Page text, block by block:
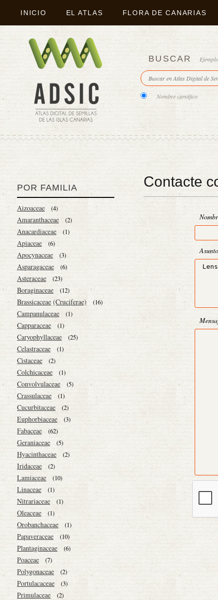
INICIO EL ATLAS FLORA DE CANARIAS
BUSCAR
Nombre científico
POR FAMILIA
Aizoaceae (4)
Amaranthaceae (2)
Anacardiaceae (1)
Apiaceae (6)
Apocynaceae (3)
Asparagaceae (6)
Asteraceae (23)
Boraginaceae (12)
Brassicaceae (Cruciferae) (16)
Campanulaceae (1)
Capparaceae (1)
Caryophyllaceae (25)
Celastraceae (1)
Cistaceae (2)
Colchicaceae (1)
Convolvulaceae (5)
Crassulaceae (1)
Cucurbitaceae (2)
Euphorbiaceae (3)
Fabaceae (62)
Geraniaceae (5)
Hyacinthaceae (2)
Iridaceae (2)
Lamiaceae (10)
Linaceae (1)
Nitrariaceae (1)
Oleaceae (1)
Orobanchaceae (1)
Papaveraceae (10)
Plantaginaceae (6)
Poaceae (7)
Polygonaceae (2)
Portulacaceae (3)
Primulaceae (2)
Contacte